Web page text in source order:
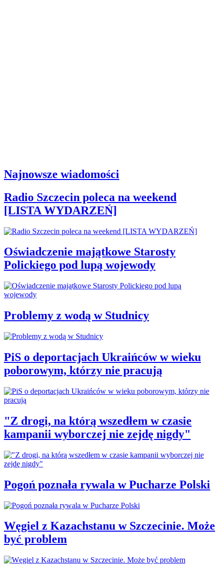
Najnowsze wiadomości
Radio Szczecin poleca na weekend
[LISTA WYDARZEŃ]
Oświadczenie majątkowe Starosty
Polickiego pod lupą wojewody
Problemy z wodą w Studnicy
PiS o deportacjach Ukraińców w wieku
poborowym, którzy nie pracują
"Z drogi, na którą wszedłem w czasie
kampanii wyborczej nie zejdę nigdy"
Pogoń poznała rywala w Pucharze Polski
Węgiel z Kazachstanu w Szczecinie. Może
być problem